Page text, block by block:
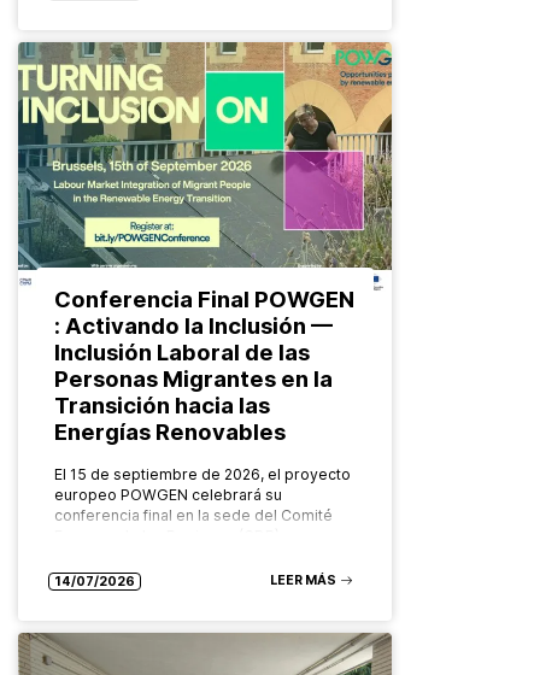
Conferencia Final POWGEN
: Activando la Inclusión —
Inclusión Laboral de las
Personas Migrantes en la
Transición hacia las
Energías Renovables
El 15 de septiembre de 2026, el proyecto
europeo POWGEN celebrará su
conferencia final en la sede del Comité
14/07/2026 LEER MÁS